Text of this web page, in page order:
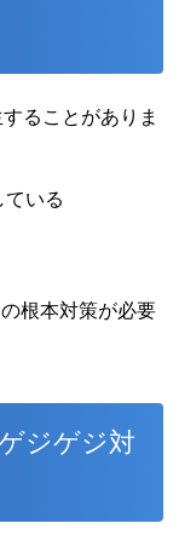
ることがありま
いる
根本対策が必要
ジゲジ対